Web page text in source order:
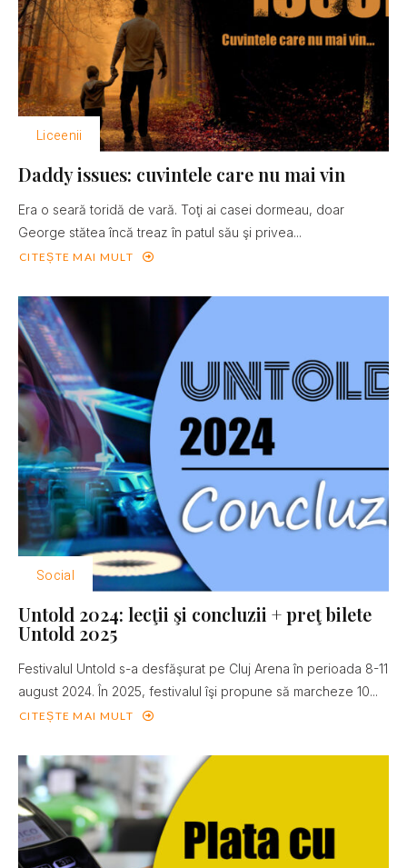
Liceenii
Daddy issues: cuvintele care nu mai vin
Era o seară toridă de vară. Toţi ai casei dormeau, doar
George stătea încă treaz în patul său şi privea...
CITEȘTE MAI MULT
Social
Untold 2024: lecţii şi concluzii + preţ bilete
Untold 2025
Festivalul Untold s-a desfăşurat pe Cluj Arena în perioada 8-11
august 2024. În 2025, festivalul îşi propune să marcheze 10...
CITEȘTE MAI MULT